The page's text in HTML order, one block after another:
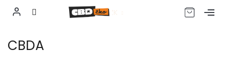
na
obsah
CZK
CBDA